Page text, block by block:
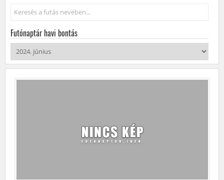
Keresés...
Futónaptár havi bontás